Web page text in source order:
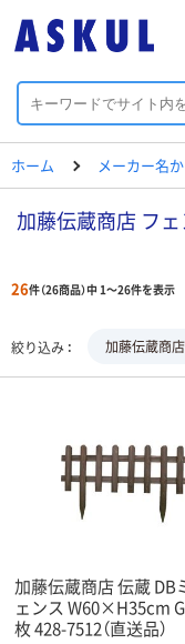
ホーム メーカー名か
加藤伝蔵商店 フェ
26件（26商品）中 1～26件を表示
絞り込み 加藤伝蔵商
加藤伝蔵商店 伝蔵 DB
ェンス W60×H35cm
枚 428-7512（直送品）